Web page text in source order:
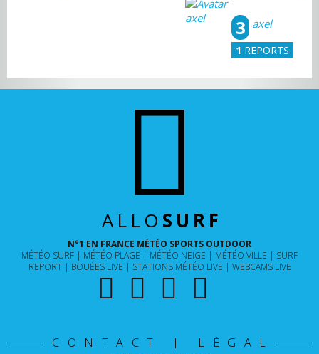
axel
3
1 REPORTS
ALLO SURF
N°1 EN FRANCE MÉTÉO SPORTS OUTDOOR
MÉTÉO SURF
MÉTÉO PLAGE MÉTÉO NEIGE MÉTÉO VILLE
SURF
REPORT
BOUÉES LIVE STATIONS MÉTÉO LIVE WEBCAMS LIVE
CONTACT | LÉGAL